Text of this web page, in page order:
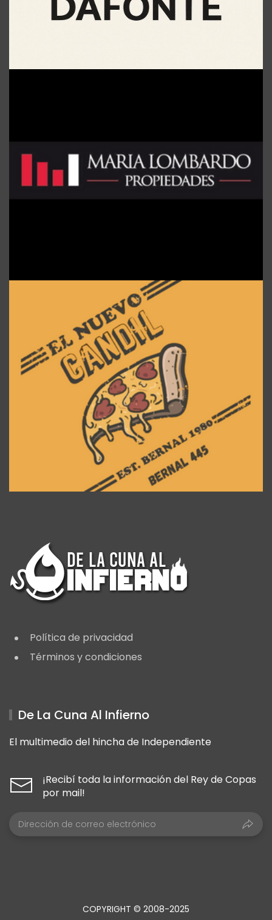
Política de privacidad
Términos y condiciones
De La Cuna Al Infierno
El multimedio del hincha de Independiente
¡Recibí toda la información del Rey de Copas
por mail!
COPYRIGHT © 2008-2025